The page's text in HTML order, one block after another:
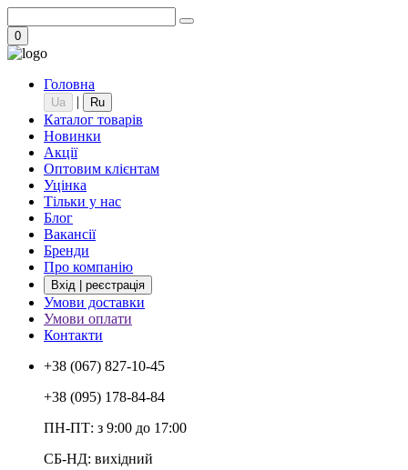
0
Головна
Ua | Ru
Каталог товарів
Новинки
Акції
Оптовим клієнтам
Уцінка
Тільки у нас
Блог
Вакансії
Бренди
Про компанію
Вхід | реєстрація
Умови доставки
Умови оплати
Контакти
+38 (067) 827-10-45
+38 (095) 178-84-84
ПН-ПТ: з 9:00 до 17:00
СБ-НД: вихідний